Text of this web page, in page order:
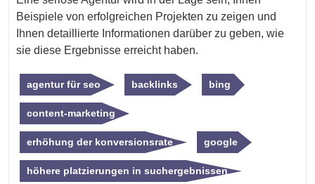
Beispiele von erfolgreichen Projekten zu zeigen und
Ihnen detaillierte Informationen darüber zu geben, wie
sie diese Ergebnisse erreicht haben.
agentur für seo backlinks bing
content-marketing
erhöhung der konversionsrate google
höhere platzierungen in suchergebnissen